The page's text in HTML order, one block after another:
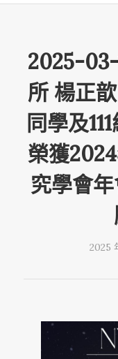
2025-
所 楊正
同學及
榮獲
究學會
2025